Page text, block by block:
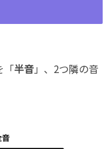
「半音」、2つ隣の音